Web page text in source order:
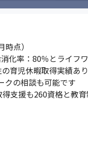
点）
化率：80％とライフ
育児休暇取得実績あ
クの相談も可能です
支援も260資格と教